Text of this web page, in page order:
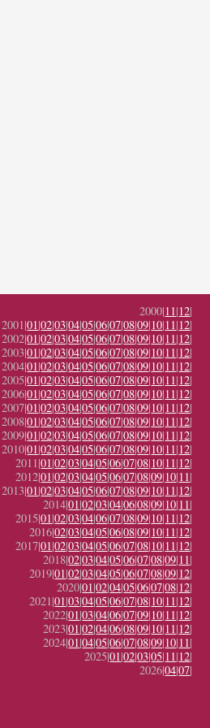
2000|11|12|
2001|01|02|03|04|05|06|07|08|09|10|11|12|
2002|01|02|03|04|05|06|07|08|09|10|11|12|
2003|01|02|03|04|05|06|07|08|09|10|11|12|
2004|01|02|03|04|05|06|07|08|09|10|11|12|
2005|01|02|03|04|05|06|07|08|09|10|11|12|
2006|01|02|03|04|05|06|07|08|09|10|11|12|
2007|01|02|03|04|05|06|07|08|09|10|11|12|
2008|01|02|03|04|05|06|07|08|09|10|11|12|
2009|01|02|03|04|05|06|07|08|09|10|11|12|
2010|01|02|03|04|05|06|07|08|09|10|11|12|
2011|01|02|03|04|05|06|07|08|10|11|12|
2012|01|02|03|04|05|06|07|08|09|10|11|
2013|01|02|03|04|05|06|07|08|09|10|11|12|
2014|01|02|03|04|06|08|09|10|11|
2015|01|02|03|04|06|07|08|09|10|11|12|
2016|02|03|04|05|06|08|09|10|11|12|
2017|01|02|03|04|05|06|07|08|10|11|12|
2018|02|03|04|05|06|07|08|09|11|
2019|01|02|03|04|05|06|07|08|09|12|
2020|01|02|04|05|06|07|08|12|
2021|01|03|04|05|06|07|08|10|11|12|
2022|01|03|04|06|07|09|10|11|12|
2023|01|02|04|06|08|09|10|11|12|
2024|01|04|05|06|07|08|09|10|11|
2025|01|02|03|05|11|12|
2026|04|07|